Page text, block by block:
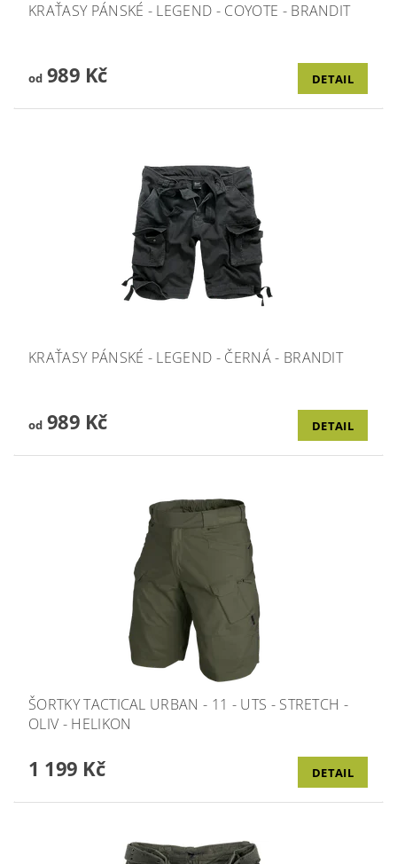
KRAŤASY PÁNSKÉ - LEGEND - COYOTE - BRANDIT
od989 Kč DETAIL
KRAŤASY PÁNSKÉ - LEGEND - ČERNÁ - BRANDIT
od989 Kč DETAIL
ŠORTKY TACTICAL URBAN - 11 - UTS - STRETCH -
OLIV - HELIKON
1 199 Kč DETAIL